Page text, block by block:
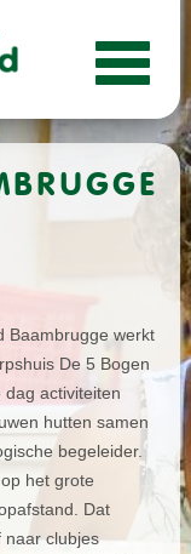
Baambrugge werkt
De 5 Bogen
activiteiten
hutten samen
begeleider.
het grote
Dat
naar clubjes